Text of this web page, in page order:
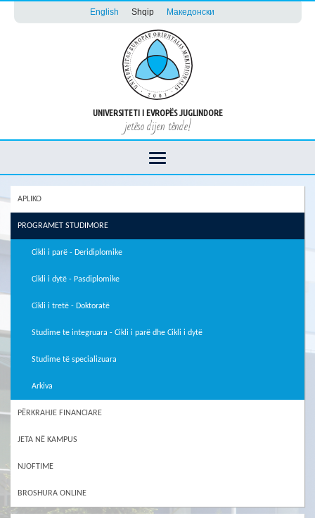
English Shqip Македонски
UNIVERSITETI I EVROPËS JUGLINDORE
jetëso dijen tënde!
APLIKO
PROGRAMET STUDIMORE
Cikli i parë - Deridiplomike
Cikli i dytë - Pasdiplomike
Cikli i tretë - Doktoratë
Studime te integruara - Cikli i parë dhe Cikli i dytë
Studime të specializuara
Arkiva
PËRKRAHJE FINANCIARE
JETA NË KAMPUS
NJOFTIME
BROSHURA ONLINE